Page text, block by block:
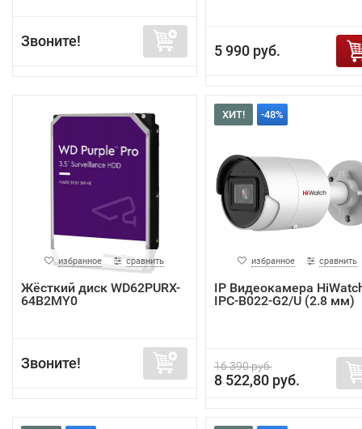
Звоните!
5 990 руб.
избранное сравнить
Жёсткий диск WD62PURX-
64B2MY0
Звоните!
ХИТ! -48%
избранное сравнить
IP Видеокамера
IPC-B022-G2/U (2.8 мм)
16 390 руб.
8 522,80 руб.